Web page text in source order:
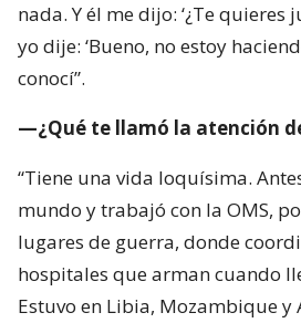
nada. Y él me dijo: ‘¿Te quieres
yo dije: ‘Bueno, no estoy
conocí”.
—¿Qué te llamó la atención
“Tiene una vida loquísima.
mundo y trabajó con la OMS,
lugares de guerra, donde
hospitales que arman cuando
Estuvo en Libia, Mozambique y